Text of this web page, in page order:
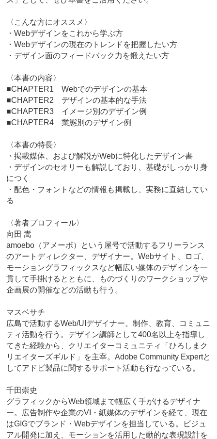
〈こんな方にオススメ〉
・Webデザインをこれから学ぶ方
・Webデザインの現在のトレンドを把握したい方
・デザイン面のフィードバック力を鍛えたい方
〈本書の内容〉
■CHAPTER1 Webでのデザインの基本
■CHAPTER2 デザインの基本的な手法
■CHAPTER3 イメージ別のデザイン例
■CHAPTER4 業態別のデザイン例
〈本書の特長〉
・掲載媒体、および解説がWebに特化したデザイン書
・デザインのセオリーも解説しており、基礎がしっかり身
につく
・配色・フォントなどの情報も掲載し、実務に直結してい
る
〈著者プロフィール〉
向田 嵩
amoebo（アメーボ）という屋号で活動するフリーランス
のアートディレクター、デザイナー。Webサイト、ロゴ、
モーショングラフィックスなど幅広い媒体のデザインを一
貫して手掛けるとともに、ものづくりのワークショップや
企画展の開催などの活動も行う。
マスベサチ
広島で活動するWeb/UIデザイナー。制作、教育、コミュニ
ティ活動を行う。デザイン講師として400名以上を指導し
てきた経験から、クリエイターコミュニティ「ひろしまク
リエイターズギルド」を主宰。Adobe Community Expertと
してアドビ製品に関するサポート活動も行なっている。
千田崇史
グラフィックからWeb領域まで幅広く手がけるデザイナ
ー。広告制作や企業のVI・紙媒体のデザインを経て、現在
はGIGでブランド・Webデザインを担当している。ビジュ
アル開発に加え、モーションを活用した動的な表現設計を